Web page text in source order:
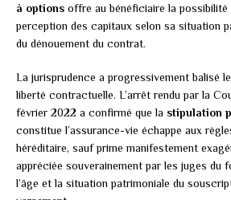
à options offre au bénéficiaire la possibilité
perception des capitaux selon sa situation
du dénouement du contrat.
La jurisprudence a progressivement balisé
liberté contractuelle. L’arrêt rendu par la
février 2022 a confirmé que la stipulation
constitue l’assurance-vie échappe aux
héréditaire, sauf prime manifestement
appréciée souverainement par les juges du
l’âge et la situation patrimoniale du